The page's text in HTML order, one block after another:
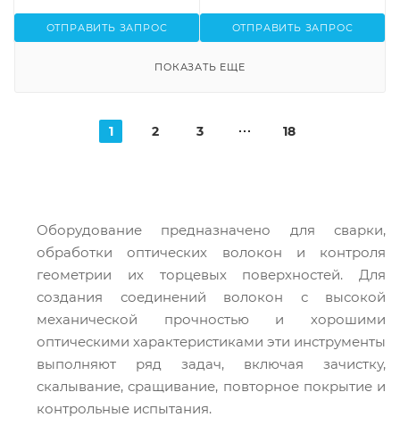
ОТПРАВИТЬ ЗАПРОС ОТПРАВИТЬ ЗАПРОС
ПОКАЗАТЬ ЕЩЕ
1 2 3 18
Оборудование предназначено для сварки,
обработки оптических волокон и контроля
геометрии их торцевых поверхностей. Для
создания соединений волокон с высокой
механической прочностью и хорошими
оптическими характеристиками эти инструменты
выполняют ряд задач, включая зачистку,
скалывание, сращивание, повторное покрытие и
контрольные испытания.